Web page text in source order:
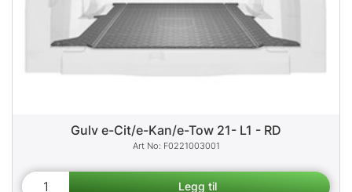
Gulv e-Cit/e-Kan/e-Tow 21- L1 - RD
F0221003001